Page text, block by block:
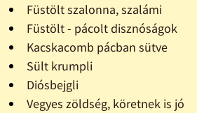
Füstölt szalonna, szalámi
Füstölt - pácolt disznóságok
Kacskacomb pácban sütve
Sült krumpli
Diósbejgli
Vegyes zöldség, köretnek is jó